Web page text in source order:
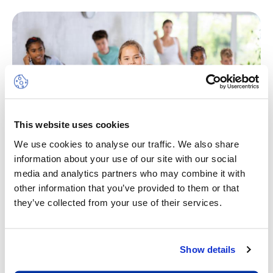
This website uses cookies
We use cookies to analyse our traffic. We also share
information about your use of our site with our social
media and analytics partners who may combine it with
other information that you’ve provided to them or that
they’ve collected from your use of their services.
Show details
Gym & Danse
appréciés. Les participants auront la chance de